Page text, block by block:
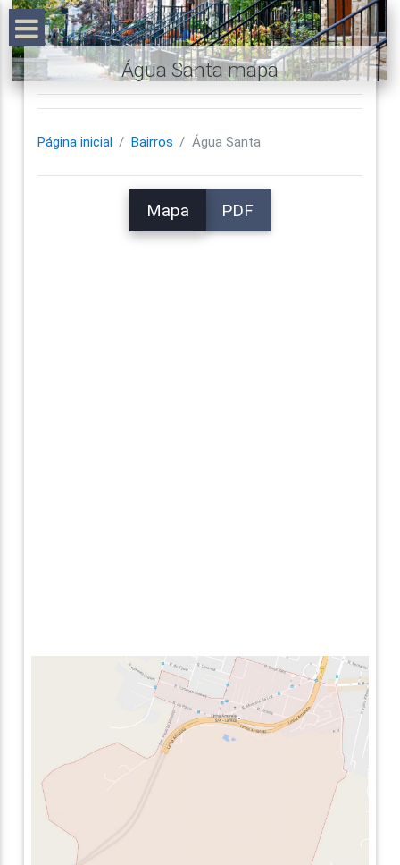
Água Santa mapa
Página inicial Bairros Água Santa
Mapa PDF